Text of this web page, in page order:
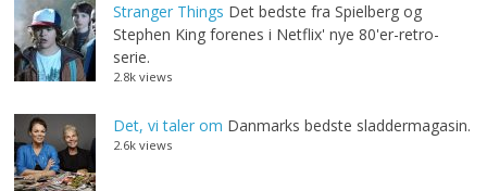
Stranger Things Det bedste fra Spielberg og
Stephen King forenes i Netflix' nye 80'er-retro-
serie.
2.8k views
Det, vi taler om Danmarks bedste sladdermagasin.
2.6k views